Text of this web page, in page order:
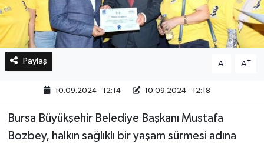
Paylaş A- A+
10.09.2024 - 12:14 10.09.2024 - 12:18
Bursa Büyükşehir Belediye Başkanı Mustafa
Bozbey, halkın sağlıklı bir yaşam sürmesi adına